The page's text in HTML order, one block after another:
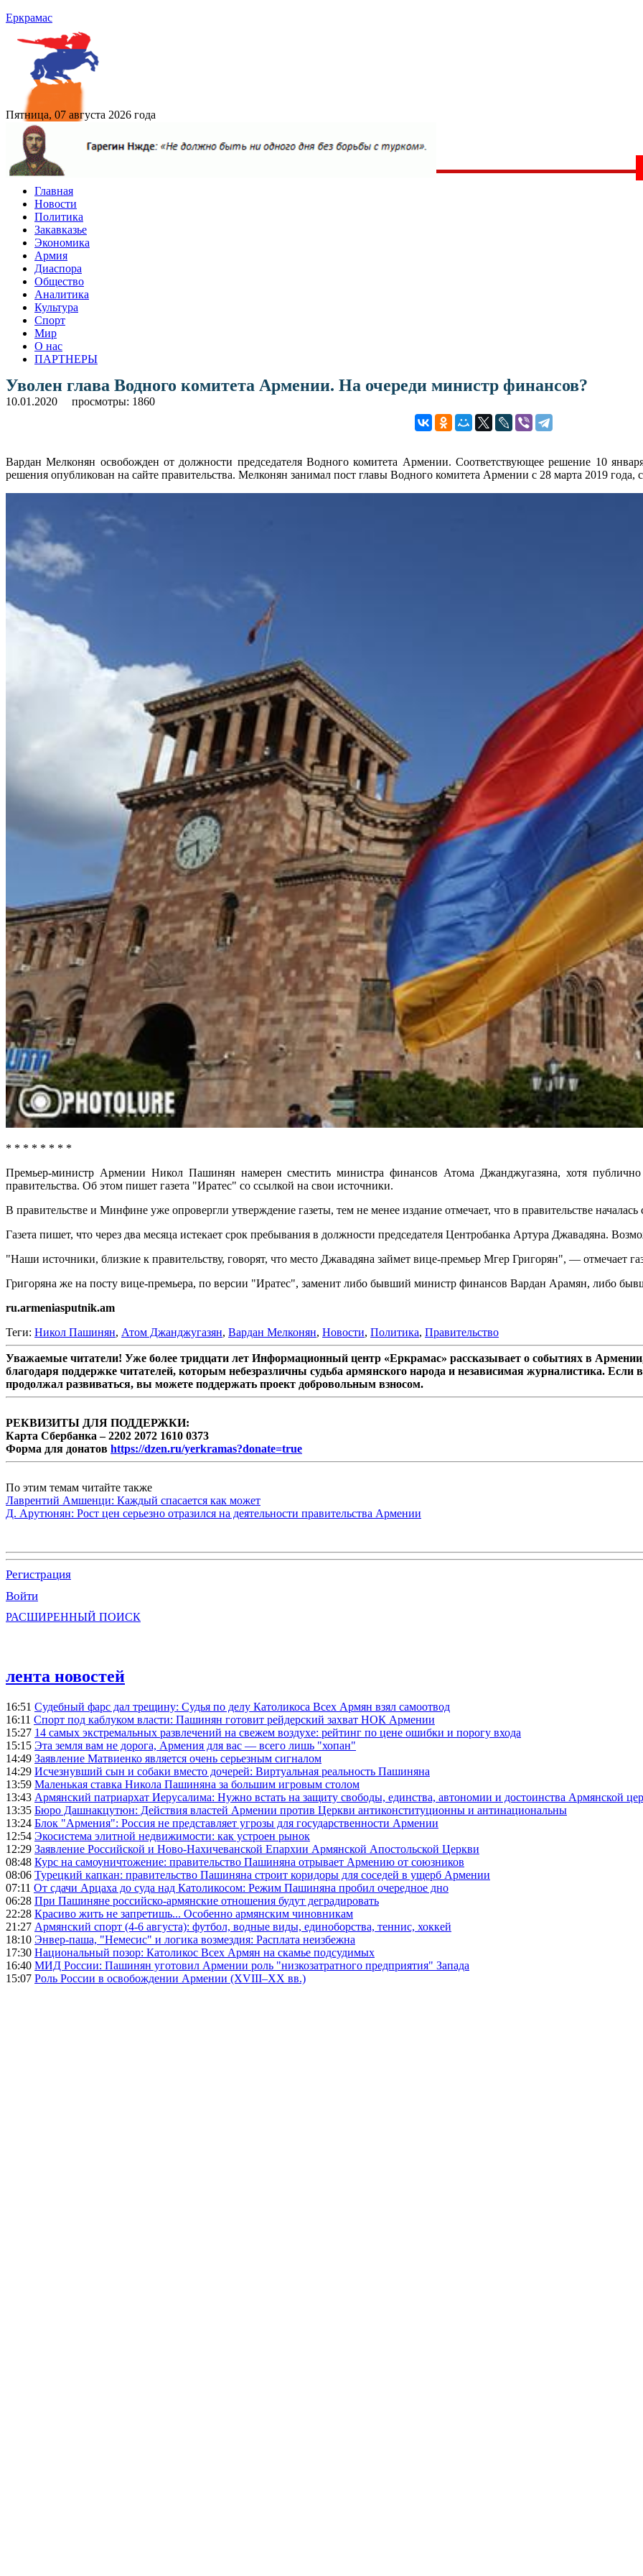
Еркрамас
Пятница, 07 августа 2026 года
Главная
Новости
Политика
Закавказье
Экономика
Армия
Диаспора
Общество
Аналитика
Культура
Спорт
Мир
О нас
ПАРТНЕРЫ
Уволен глава Водного комитета Армении. На очереди министр финансов?
10.01.2020 просмотры: 1860
Вардан Мелконян освобожден от должности председателя Водного комитета Армении. Соответствующее решение 10
решения опубликован на сайте правительства. Мелконян занимал пост главы Водного комитета Армении с 28 марта 2019
* * * * * * * *
Премьер-министр Армении Никол Пашинян намерен сместить министра финансов Атома Джанджугазяна, хотя
правительства. Об этом пишет газета "Иратес" со ссылкой на свои источники.
В правительстве и Минфине уже опровергли утверждение газеты, тем не менее издание отмечает, что в правительстве началась
Газета пишет, что через два месяца истекает срок пребывания в должности председателя Центробанка Артура Джавадяна.
"Наши источники, близкие к правительству, говорят, что место Джавадяна займет вице-премьер Мгер Григорян", — отмечает
Григоряна же на посту вице-премьера, по версии "Иратес", заменит либо бывший министр финансов Вардан Арамян, либо
ru.armeniasputnik.am
Теги: Никол Пашинян, Атом Джанджугазян, Вардан Мелконян, Новости, Политика, Правительство
Уважаемые читатели! Уже более тридцати лет Информационный центр «Еркрамас» рассказывает о событиях в
благодаря поддержке читателей, которым небезразличны судьба армянского народа и независимая журналистика.
продолжал развиваться, вы можете поддержать проект добровольным взносом.
РЕКВИЗИТЫ ДЛЯ ПОДДЕРЖКИ:
Карта Сбербанка – 2202 2072 1610 0373
Форма для донатов https://dzen.ru/yerkramas?donate=true
По этим темам читайте также
Лаврентий Амшенци: Каждый спасается как может
Д. Арутюнян: Рост цен серьезно отразился на деятельности правительства Армении
Регистрация
Войти
РАСШИРЕННЫЙ ПОИСК
лента новостей
16:51 Судебный фарс дал трещину: Судья по делу Католикоса Всех Армян взял самоотвод
16:11 Спорт под каблуком власти: Пашинян готовит рейдерский захват НОК Армении
15:27 14 самых экстремальных развлечений на свежем воздухе: рейтинг по цене ошибки и порогу входа
15:15 Эта земля вам не дорога, Армения для вас — всего лишь "хопан"
14:49 Заявление Матвиенко является очень серьезным сигналом
14:29 Исчезнувший сын и собаки вместо дочерей: Виртуальная реальность Пашиняна
13:59 Маленькая ставка Никола Пашиняна за большим игровым столом
13:43 Армянский патриархат Иерусалима: Нужно встать на защиту свободы, единства, автономии и достоинства Армянской
13:35 Бюро Дашнакцутюн: Действия властей Армении против Церкви антиконституционны и антинациональны
13:24 Блок "Армения": Россия не представляет угрозы для государственности Армении
12:54 Экосистема элитной недвижимости: как устроен рынок
12:29 Заявление Российской и Ново-Нахичеванской Епархии Армянской Апостольской Церкви
08:48 Курс на самоуничтожение: правительство Пашиняна отрывает Армению от союзников
08:06 Турецкий капкан: правительство Пашиняна строит коридоры для соседей в ущерб Армении
07:11 От сдачи Арцаха до суда над Католикосом: Режим Пашиняна пробил очередное дно
06:28 При Пашиняне российско-армянские отношения будут деградировать
22:28 Красиво жить не запретишь... Особенно армянским чиновникам
21:27 Армянский спорт (4-6 августа): футбол, водные виды, единоборства, теннис, хоккей
18:10 Энвер-паша, "Немесис" и логика возмездия: Расплата неизбежна
17:30 Национальный позор: Католикос Всех Армян на скамье подсудимых
16:40 МИД России: Пашинян уготовил Армении роль "низкозатратного предприятия" Запада
15:07 Роль России в освобождении Армении (XVIII–XX вв.)